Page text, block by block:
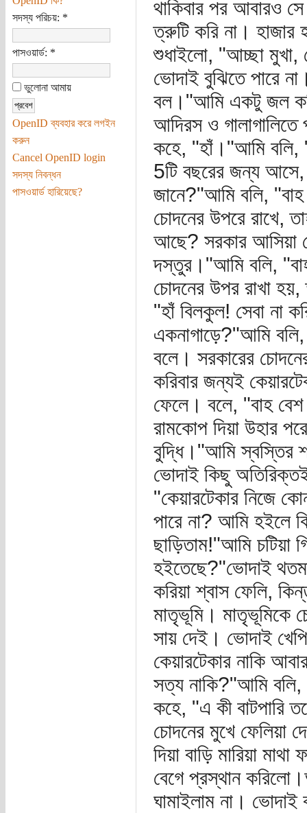
সদস্য পরিচয়: *
পাসওয়ার্ড: *
ভুলোনা আমায়
OpenID ব্যবহার করে লগইন
করুন
Cancel OpenID login
সদস্য নিবন্ধন
পাসওয়ার্ড হারিয়েছে?
থাকিবার পর আবারও
ত্রুটি করি না।
শুধাইলো, "আচ্ছা মুখা,
ভোদাই বুঝিতে পারে
বল।"আমি একটু জল
আদিরস ও
কহে, "হাঁ।"আমি বলি,
5টি বছরের জন্য আসে,
জানে?"আমি বলি,
চোদনের উপরে রাখে,
আছে? সরকার আসিয়া
দস্তুর।"আমি বলি,
চোদনের উপর রাখা
"হাঁ বিলকুল! সেবা না
একনাগাড়ে?"আমি বলি,
বলে। সরকারের
করিবার জন্যই
ফেলে। বলে, "বাহ বেশ
রামকোপ দিয়া উহার
বুদ্ধি।"আমি স্বস্তির
ভোদাই কিছু
"কেয়ারটেকার নিজে
পারে না? আমি হইলে
ছাড়িতাম!"আমি চটিয়া
হইতেছে?"ভোদাই
করিয়া শ্বাস ফেলি,
মাতৃভূমি। মাতৃভূমিকে
সায় দেই। ভোদাই
কেয়ারটেকার নাকি
সত্য নাকি?"আমি বলি,
কহে, "এ কী বাটপারি
চোদনের মুখে ফেলিয়া
দিয়া বাড়ি মারিয়া
বেগে প্রস্থান
ঘামাইলাম না। ভোদাই